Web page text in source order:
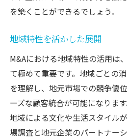
を築くことができるでしょう。
地域特性を活かした展開
M&Aにおける地域特性の活用は
て極めて重要です。地域ごとの
を理解し、地元市場での競争優
ーズな顧客統合が可能になりま
地域による文化や生活スタイル
場調査と地元企業のパートナー